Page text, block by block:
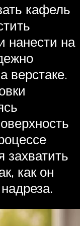
кафель
нанести на
верстаке.
захватить
как он